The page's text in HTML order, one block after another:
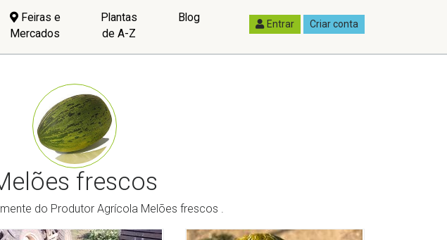
Feiras e
Mercados
Plantas
de A-Z
Blog Entrar Criar conta
frescos
do Produtor Agrícola Melões frescos .